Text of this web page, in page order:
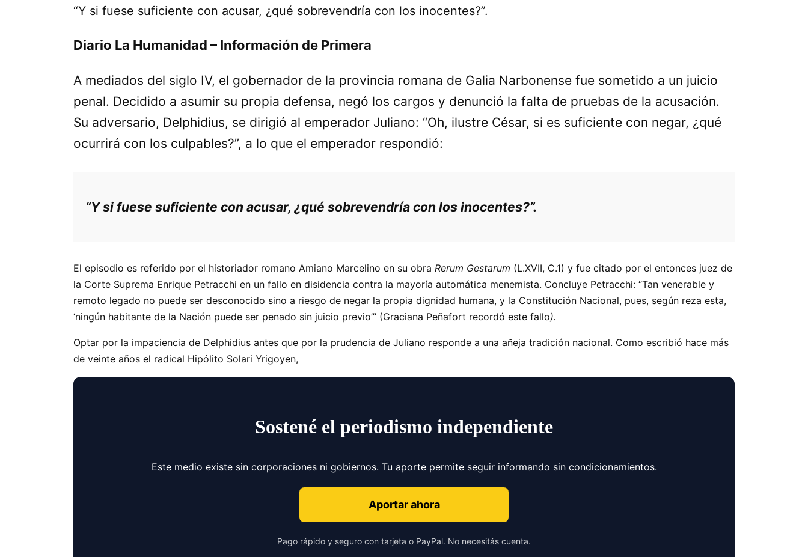
“Y si fuese suficiente con acusar, ¿qué sobrevendría con los inocentes?”.
Diario La Humanidad – Información de Primera
A mediados del siglo IV, el gobernador de la provincia romana de Galia Narbonense fue sometido a un juicio
penal. Decidido a asumir su propia defensa, negó los cargos y denunció la falta de pruebas de la acusación.
Su adversario, Delphidius, se dirigió al emperador Juliano: “Oh, ilustre César, si es suficiente con negar, ¿qué
ocurrirá con los culpables?”, a lo que el emperador respondió:
“Y si fuese suficiente con acusar, ¿qué sobrevendría con los inocentes?”.
El episodio es referido por el historiador romano Amiano Marcelino en su obra Rerum Gestarum (L.XVII, C.1) y fue citado por el entonces juez de
la Corte Suprema Enrique Petracchi en un fallo en disidencia contra la mayoría automática menemista. Concluye Petracchi: “Tan venerable y
remoto legado no puede ser desconocido sino a riesgo de negar la propia dignidad humana, y la Constitución Nacional, pues, según reza esta,
‘ningún habitante de la Nación puede ser penado sin juicio previo’” (Graciana Peñafort recordó este fallo).
Optar por la impaciencia de Delphidius antes que por la prudencia de Juliano responde a una añeja tradición nacional. Como escribió hace más
de veinte años el radical Hipólito Solari Yrigoyen,
Sostené el periodismo independiente
Este medio existe sin corporaciones ni gobiernos. Tu aporte permite seguir informando sin condicionamientos.
Aportar ahora
Pago rápido y seguro con tarjeta o PayPal. No necesitás cuenta.